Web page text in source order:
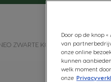
ZWARTE KOFFIES NEO
Door op de knop
van
onze online
kunnen
welk moment
onze